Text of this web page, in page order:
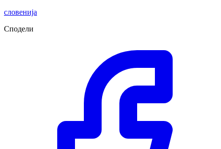
словенија
Сподели